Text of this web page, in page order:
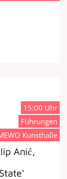
Anić,
15:00 Uhr
Führungen
Kunsthalle